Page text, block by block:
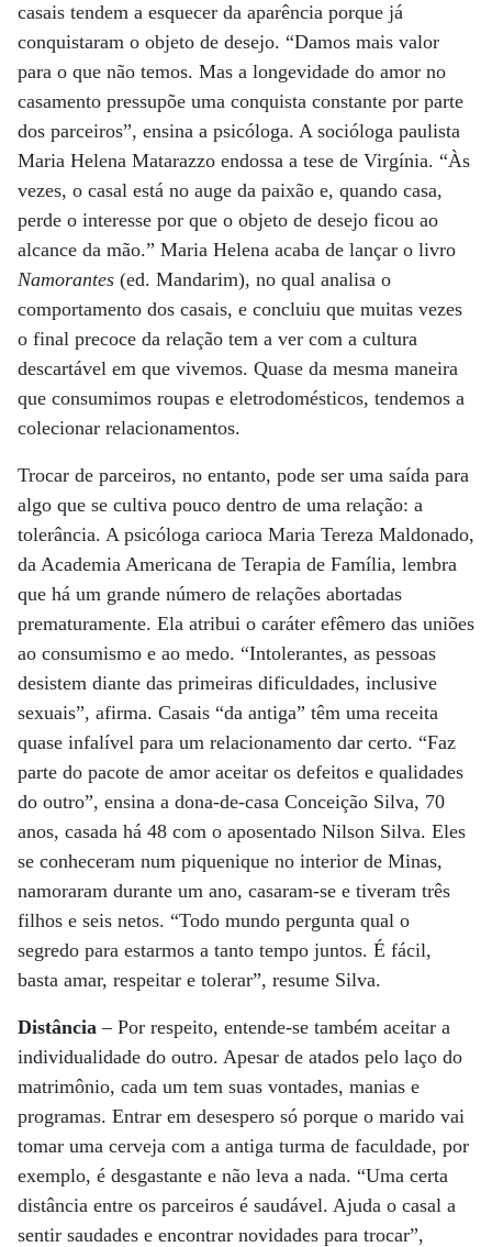
casais tendem a esquecer da aparência porque já
conquistaram o objeto de desejo. “Damos mais valor
para o que não temos. Mas a longevidade do amor no
casamento pressupõe uma conquista constante por parte
dos parceiros”, ensina a psicóloga. A socióloga paulista
Maria Helena Matarazzo endossa a tese de Virgínia. “Às
vezes, o casal está no auge da paixão e, quando casa,
perde o interesse por que o objeto de desejo ficou ao
alcance da mão.” Maria Helena acaba de lançar o livro
Namorantes (ed. Mandarim), no qual analisa o
comportamento dos casais, e concluiu que muitas vezes
o final precoce da relação tem a ver com a cultura
descartável em que vivemos. Quase da mesma maneira
que consumimos roupas e eletrodomésticos, tendemos a
colecionar relacionamentos.
Trocar de parceiros, no entanto, pode ser uma saída para
algo que se cultiva pouco dentro de uma relação: a
tolerância. A psicóloga carioca Maria Tereza Maldonado,
da Academia Americana de Terapia de Família, lembra
que há um grande número de relações abortadas
prematuramente. Ela atribui o caráter efêmero das uniões
ao consumismo e ao medo. “Intolerantes, as pessoas
desistem diante das primeiras dificuldades, inclusive
sexuais”, afirma. Casais “da antiga” têm uma receita
quase infalível para um relacionamento dar certo. “Faz
parte do pacote de amor aceitar os defeitos e qualidades
do outro”, ensina a dona-de-casa Conceição Silva, 70
anos, casada há 48 com o aposentado Nilson Silva. Eles
se conheceram num piquenique no interior de Minas,
namoraram durante um ano, casaram-se e tiveram três
filhos e seis netos. “Todo mundo pergunta qual o
segredo para estarmos a tanto tempo juntos. É fácil,
basta amar, respeitar e tolerar”, resume Silva.
Distância – Por respeito, entende-se também aceitar a
individualidade do outro. Apesar de atados pelo laço do
matrimônio, cada um tem suas vontades, manias e
programas. Entrar em desespero só porque o marido vai
tomar uma cerveja com a antiga turma de faculdade, por
exemplo, é desgastante e não leva a nada. “Uma certa
distância entre os parceiros é saudável. Ajuda o casal a
sentir saudades e encontrar novidades para trocar”,